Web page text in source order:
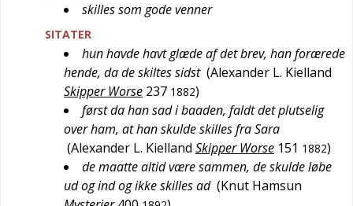
skilles som gode venner
SITATER
hun havde havt glæde af det brev, han forærede
hende, da de skiltes sidst (Alexander L. Kielland
Skipper Worse 237 1882)
først da han sad i baaden, faldt det plutselig
over ham, at han skulde skilles fra Sara
(Alexander L. Kielland Skipper Worse 151 1882)
de maatte altid være sammen, de skulde løbe
ud og ind og ikke skilles ad (Knut Hamsun